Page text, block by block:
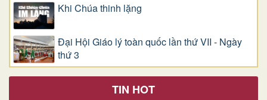
Khi Chúa thinh lặng
Đại Hội Giáo lý toàn quốc lần thứ VII - Ngày
thứ 3
TIN HOT